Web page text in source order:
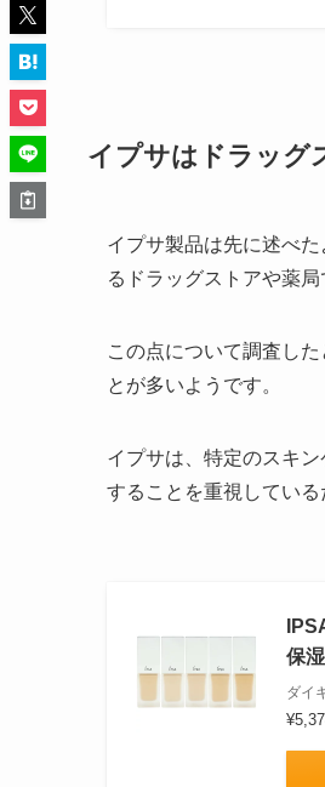
イプサはドラッグ
イプサ製品は先に述べ
るドラッグストアや薬
この点について調査し
とが多いようです。
イプサは、特定のスキ
することを重視してい
保
ダイ